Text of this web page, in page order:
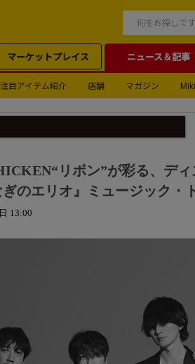
マーケットプレイス ニュース＆記事
注目アイテム紹介 店舗 マガジン
リボン”が彩る、デ
のエリオ』ミュージック・
13:00